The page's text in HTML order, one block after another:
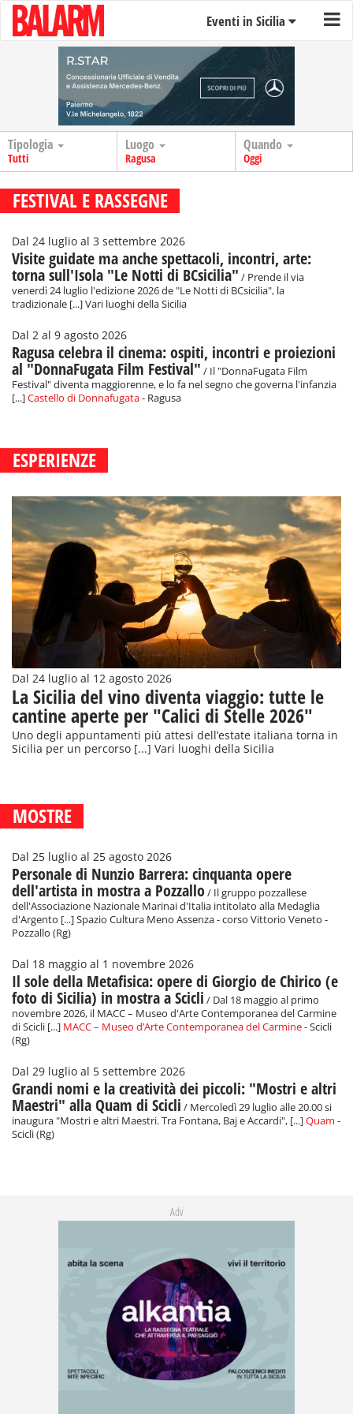
Eventi in Sicilia
Tipologia
Tutti
Luogo
Ragusa
Quando
Oggi
FESTIVAL E RASSEGNE
Dal 24 luglio al 3 settembre 2026
Visite guidate ma anche spettacoli, incontri, arte:
torna sull'Isola "Le Notti di BCsicilia" / Prende il via
venerdì 24 luglio l'edizione 2026 de "Le Notti di BCsicilia", la
tradizionale [...] Vari luoghi della Sicilia
Dal 2 al 9 agosto 2026
Ragusa celebra il cinema: ospiti, incontri e proiezioni
al "DonnaFugata Film Festival" / Il "DonnaFugata Film
Festival" diventa maggiorenne, e lo fa nel segno che governa l'infanzia
[...]Castello di Donnafugata- Ragusa
ESPERIENZE
Dal 24 luglio al 12 agosto 2026
La Sicilia del vino diventa viaggio: tutte le
cantine aperte per "Calici di Stelle 2026"
Uno degli appuntamenti più attesi dell’estate italiana torna in
Sicilia per un percorso [...] Vari luoghi della Sicilia
MOSTRE
Dal 25 luglio al 25 agosto 2026
Personale di Nunzio Barrera: cinquanta opere
dell'artista in mostra a Pozzallo/ Il gruppo pozzallese
dell'Associazione Nazionale Marinai d'Italia intitolato alla Medaglia
d'Argento [...] Spazio Cultura Meno Assenza - corso Vittorio Veneto -
Pozzallo (Rg)
Dal 18 maggio al 1 novembre 2026
Il sole della Metafisica: opere di Giorgio de Chirico (e
foto di Sicilia) in mostra a Scicli / Dal 18 maggio al primo
novembre 2026, il MACC – Museo d'Arte Contemporanea del Carmine
di Scicli [...] MACC – Museo d’Arte Contemporanea del Carmine- Scicli
(Rg)
Dal 29 luglio al 5 settembre 2026
Grandi nomi e la creatività dei piccoli: "Mostri e altri
Maestri" alla Quam di Scicli / Mercoledì 29 luglio alle 20.00 si
inaugura "Mostri e altri Maestri. Tra Fontana, Baj e Accardi", [...]Quam -
Scicli (Rg)
Adv